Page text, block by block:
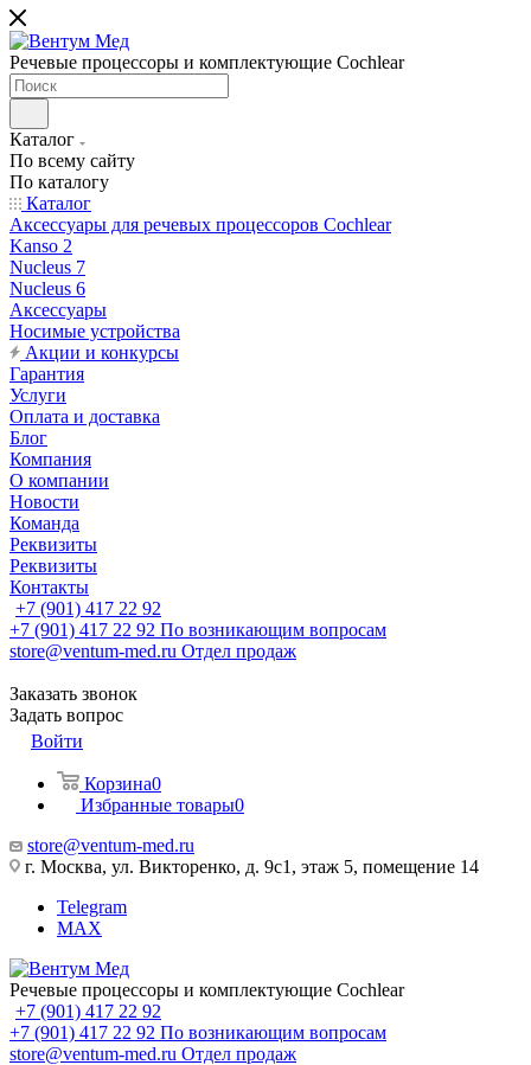
Речевые процессоры и комплектующие Cochlear
Каталог
По всему сайту
По каталогу
Каталог
Аксессуары для речевых процессоров Cochlear
Kanso 2
Nucleus 7
Nucleus 6
Аксессуары
Носимые устройства
Акции и конкурсы
Гарантия
Услуги
Оплата и доставка
Блог
Компания
О компании
Новости
Команда
Реквизиты
Реквизиты
Контакты
+7 (901) 417 22 92
+7 (901) 417 22 92 По возникающим вопросам
store@ventum-med.ru Отдел продаж
Заказать звонок
Задать вопрос
Войти
Корзина0
Избранные товары0
store@ventum-med.ru
г. Москва, ул. Викторенко, д. 9с1, этаж 5, помещение 14
Telegram
MAX
Речевые процессоры и комплектующие Cochlear
+7 (901) 417 22 92
+7 (901) 417 22 92 По возникающим вопросам
store@ventum-med.ru Отдел продаж